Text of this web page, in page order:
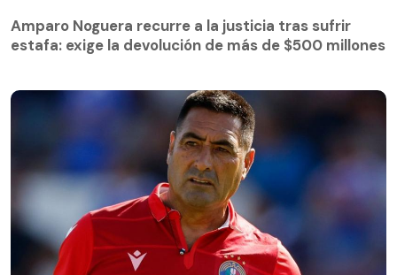
estafa: exige la devolución de más de $500 millones
Amparo Noguera recurre a la justicia tras sufrir
estafa: exige la devolución de más de $500 millones